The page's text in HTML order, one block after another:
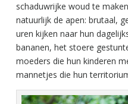
schaduwrijke woud te
natuurlijk de apen: brutaal,
uren kijken naar hun
bananen, het stoere
moeders die hun kinderen
mannetjes die hun